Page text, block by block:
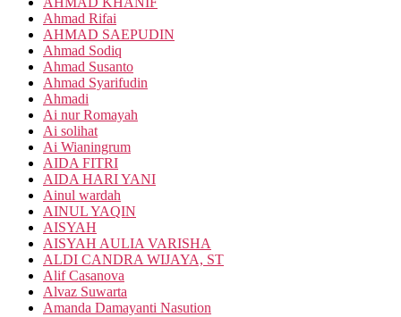
Ahmad Rifai
AHMAD SAEPUDIN
Ahmad Sodiq
Ahmad Susanto
Ahmad Syarifudin
Ahmadi
Ai nur Romayah
Ai solihat
Ai Wianingrum
AIDA FITRI
AIDA HARI YANI
Ainul wardah
AINUL YAQIN
AISYAH
AISYAH AULIA VARISHA
ALDI CANDRA WIJAYA, ST
Alif Casanova
Alvaz Suwarta
Amanda Damayanti Nasution